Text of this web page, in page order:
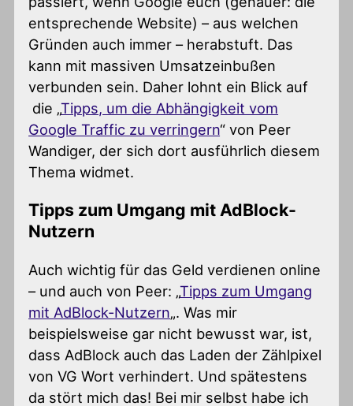
entsprechende Website) – aus welchen
Gründen auch immer – herabstuft. Das
kann mit massiven Umsatzeinbußen
verbunden sein. Daher lohnt ein Blick auf
die „Tipps, um die Abhängigkeit vom
Google Traffic zu verringern“ von Peer
Wandiger, der sich dort ausführlich diesem
Thema widmet.
Tipps zum Umgang mit AdBlock-
Nutzern
Auch wichtig für das Geld verdienen online
– und auch von Peer: „Tipps zum Umgang
mit AdBlock-Nutzern„. Was mir
beispielsweise gar nicht bewusst war, ist,
dass AdBlock auch das Laden der Zählpixel
von VG Wort verhindert. Und spätestens
da stört mich das! Bei mir selbst habe ich